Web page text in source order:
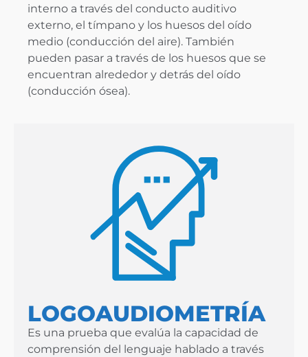
interno a través del conducto auditivo
externo, el tímpano y los huesos del oído
medio (conducción del aire). También
pueden pasar a través de los huesos que se
encuentran alrededor y detrás del oído
(conducción ósea).
LOGOAUDIOMETRÍA
Es una prueba que evalúa la capacidad de
comprensión del lenguaje hablado a través